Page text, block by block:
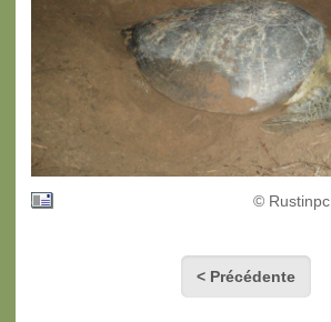
© Rustinpc
< Précédente